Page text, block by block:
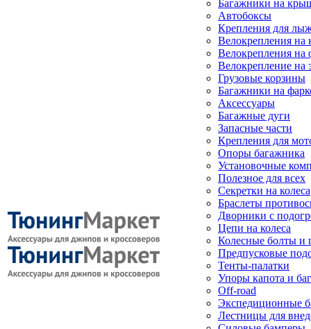
Багажники на
Автобоксы
Крепления для
Велокрепления
Велокрепления на
Велокрепление на
Грузовые корзины
Багажники на
Аксессуары
Багажные дуги
Запасные части
Крепления для
Опоры багажника
Установочные
Полезное для всех
Секретки на колеса
Браслеты
Дворники с
Цепи на колеса
Колесные болты и
Предпусковые
Тенты-палатки
Упоры капота и
Off-road
Экспедиционные
Лестницы для